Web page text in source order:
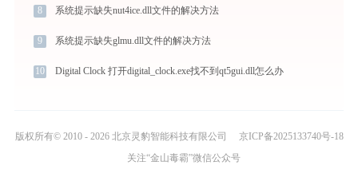
8 系统提示缺失nut4ice.dll文件的解决方法
9 系统提示缺失glmu.dll文件的解决方法
10 Digital Clock 打开digital_clock.exe找不到qt5gui.dll怎么办
版权所有© 2010 - 2026 北京灵豹智能科技有限公司
京ICP备2025133740号-18
关注“金山毒霸”微信公众号